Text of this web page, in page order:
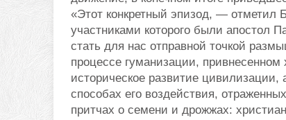
«Этот конкретный эпизод, — отметил
участниками которого были апостол
стать для нас отправной точкой
процессе гуманизации, привнесенном
историческое развитие цивилизации,
способах его воздействия,
притчах о семени и дрожжах: